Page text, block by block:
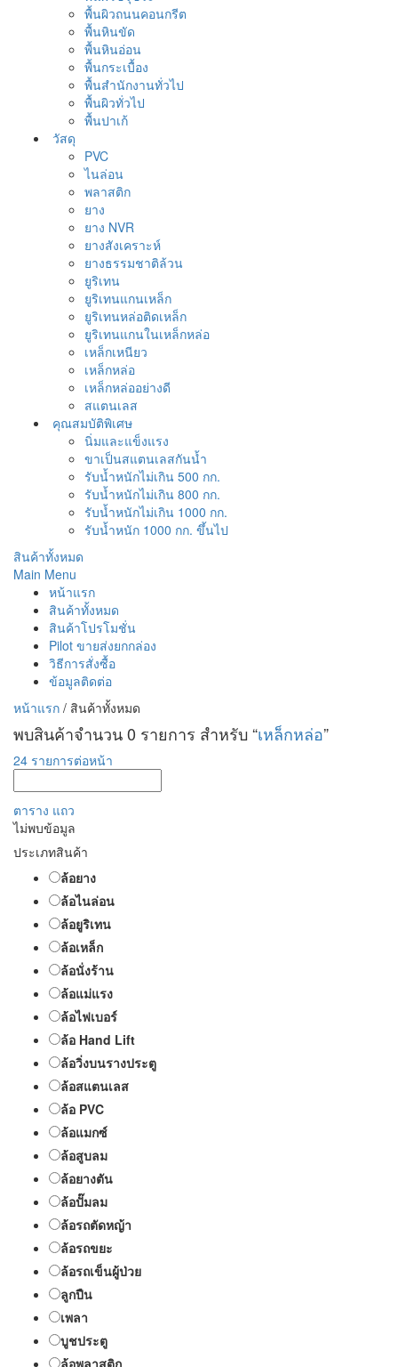
พื้นผิวถนนคอนกรีต
พื้นหินขัด
พื้นหินอ่อน
พื้นกระเบื้อง
พื้นสำนักงานทั่วไป
พื้นผิวทั่วไป
พื้นปาเก้
วัสดุ
PVC
ไนล่อน
พลาสติก
ยาง
ยาง NVR
ยางสังเคราะห์
ยางธรรมชาติล้วน
ยูริเทน
ยูริเทนแกนเหล็ก
ยูริเทนหล่อติดเหล็ก
ยูริเทนแกนในเหล็กหล่อ
เหล็กเหนียว
เหล็กหล่อ
เหล็กหล่ออย่างดี
สแตนเลส
คุณสมบัติพิเศษ
นิ่มและแข็งแรง
ขาเป็นสแตนเลสกันน้ำ
รับน้ำหนักไม่เกิน 500 กก.
รับน้ำหนักไม่เกิน 800 กก.
รับน้ำหนักไม่เกิน 1000 กก.
รับน้ำหนัก 1000 กก. ขึ้นไป
สินค้าทั้งหมด
Main Menu
หน้าแรก
สินค้าทั้งหมด
สินค้าโปรโมชั่น
Pilot ขายส่งยกกล่อง
วิธีการสั่งซื้อ
ข้อมูลติดต่อ
หน้าแรก / สินค้าทั้งหมด
พบสินค้าจำนวน 0 รายการ สำหรับ “เหล็กหล่อ”
24 รายการต่อหน้า
ตาราง แถว
ไม่พบข้อมูล
ประเภทสินค้า
ล้อยาง
ล้อไนล่อน
ล้อยูริเทน
ล้อเหล็ก
ล้อนั่งร้าน
ล้อแม่แรง
ล้อไฟเบอร์
ล้อ Hand Lift
ล้อวิ่งบนรางประตู
ล้อสแตนเลส
ล้อ PVC
ล้อแมกซ์
ล้อสูบลม
ล้อยางตัน
ล้อปั๊มลม
ล้อรถตัดหญ้า
ล้อรถขยะ
ล้อรถเข็นผู้ป่วย
ลูกปืน
เพลา
บูชประตู